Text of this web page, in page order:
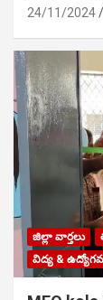
24/11/2024
జిల్లా వార్తలు
విద్య &